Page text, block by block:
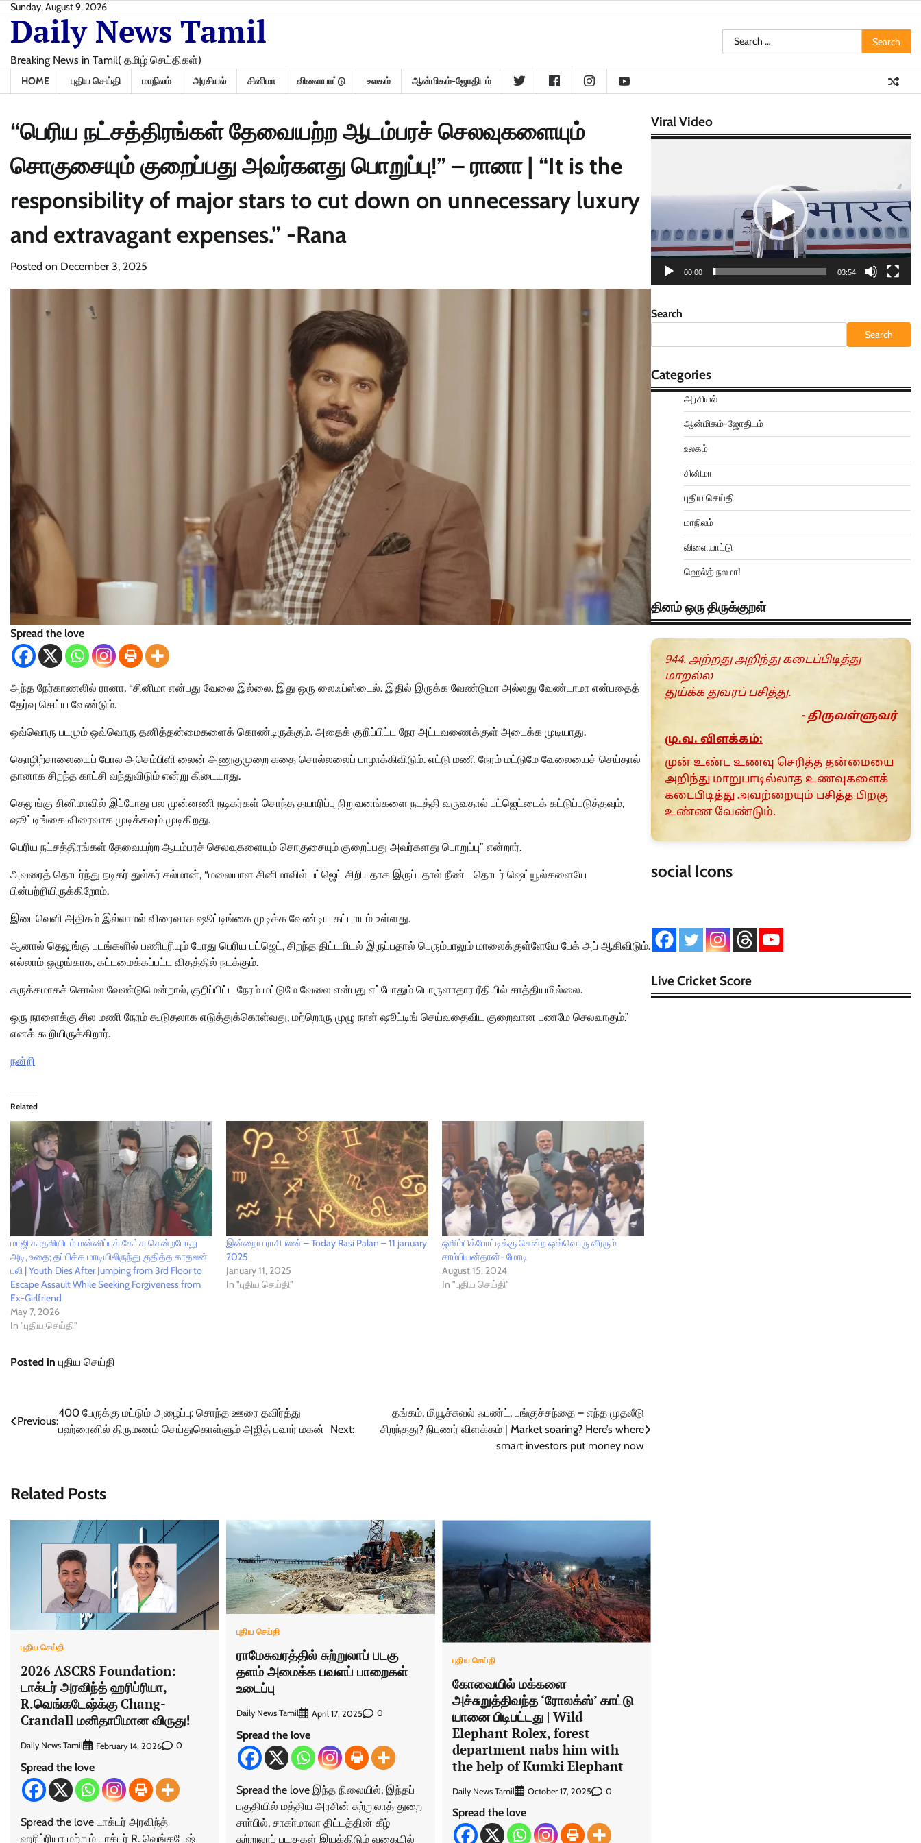
Skip
content
Sunday, August 9, 2026
Daily News Tamil
Breaking News in Tamil( தமிழ் செய்திகள்)
Search
for:
HOME புதிய செய்தி மாநிலம் அரசியல் சினிமா விளையாட்டு உலகம் ஆன்மிகம்-ஜோதிடம்
“பெரிய நட்சத்திரங்கள் தேவையற்ற ஆடம்பரச் செலவுகளையும்
சொகுசையும் குறைப்பது அவர்களது பொறுப்பு!” – ரானா | “It is the
responsibility of major stars to cut down on unnecessary luxury
and extravagant expenses.” -Rana
Posted on December 3, 2025
Spread the love
அந்த நேர்காணலில் ரானா, “சினிமா என்பது வேலை இல்லை. இது ஒரு லைஃப்ஸ்டைல். இதில் இருக்க வேண்டுமா அல்லது வேண்டாமா என்பதைத்
தேர்வு செய்ய வேண்டும்.
ஒவ்வொரு படமும் ஒவ்வொரு தனித்தன்மைகளைக் கொண்டிருக்கும். அதைக் குறிப்பிட்ட நேர அட்டவணைக்குள் அடைக்க முடியாது.
தொழிற்சாலையைப் போல அசெம்பிளி லைன் அணுகுமுறை கதை சொல்லலைப் பாழாக்கிவிடும். எட்டு மணி நேரம் மட்டுமே வேலையைச் செய்தால்
தானாக சிறந்த காட்சி வந்துவிடும் என்று கிடையாது.
தெலுங்கு சினிமாவில் இப்போது பல முன்னணி நடிகர்கள் சொந்த தயாரிப்பு நிறுவனங்களை நடத்தி வருவதால் பட்ஜெட்டைக் கட்டுப்படுத்தவும்,
ஷூட்டிங்கை விரைவாக முடிக்கவும் முடிகிறது.
பெரிய நட்சத்திரங்கள் தேவையற்ற ஆடம்பரச் செலவுகளையும் சொகுசையும் குறைப்பது அவர்களது பொறுப்பு” என்றார்.
அவரைத் தொடர்ந்து நடிகர் துல்கர் சல்மான், “மலையாள சினிமாவில் பட்ஜெட் சிறியதாக இருப்பதால் நீண்ட தொடர் ஷெட்யூல்களையே
பின்பற்றியிருக்கிறோம்.
இடைவெளி அதிகம் இல்லாமல் விரைவாக ஷூட்டிங்கை முடிக்க வேண்டிய கட்டாயம் உள்ளது.
ஆனால் தெலுங்கு படங்களில் பணிபுரியும் போது பெரிய பட்ஜெட், சிறந்த திட்டமிடல் இருப்பதால் பெரும்பாலும் மாலைக்குள்ளேயே பேக் அப் ஆகிவிடும்.
எல்லாம் ஒழுங்காக, கட்டமைக்கப்பட்ட விதத்தில் நடக்கும்.
சுருக்கமாகச் சொல்ல வேண்டுமென்றால், குறிப்பிட்ட நேரம் மட்டுமே வேலை என்பது எப்போதும் பொருளாதார ரீதியில் சாத்தியமில்லை.
ஒரு நாளைக்கு சில மணி நேரம் கூடுதலாக எடுத்துக்கொள்வது, மற்றொரு முழு நாள் ஷூட்டிங் செய்வதைவிட குறைவான பணமே செலவாகும்.”
எனக் கூறியிருக்கிறார்.
நன்றி
Related
மாஜி காதலியிடம் மன்னிப்புக் கேட்க சென்றபோது
அடி, உதை; தப்பிக்க மாடியிலிருந்து குதித்த காதலன்
பலி | Youth Dies After Jumping from 3rd Floor to
Escape Assault While Seeking Forgiveness from
Ex-Girlfriend
May 7, 2026
In "புதிய செய்தி"
இன்றைய ராசிபலன் – Today Rasi Palan – 11 january
2025
January 11, 2025
In "புதிய செய்தி"
ஒலிம்பிக்போட்டிக்கு சென்ற ஒவ்வொரு வீரரும்
சாம்பியன்தான்- மோடி
August 15, 2024
In "புதிய செய்தி"
Posted in புதிய செய்தி
Post
navigation
Previous:
400 பேருக்கு மட்டும் அழைப்பு: சொந்த ஊரை தவிர்த்து
பஹ்ரைனில் திருமணம் செய்துகொள்ளும் அஜித் பவார் மகன் Next:
தங்கம், மியூச்சுவல் ஃபண்ட், பங்குச்சந்தை – எந்த முதலீடு
சிறந்தது? நிபுணர் விளக்கம் | Market soaring? Here’s where
smart investors put money now
Related Posts
புதிய செய்தி
2026 ASCRS Foundation:
டாக்டர் அரவிந்த் ஹரிப்ரியா,
R.வெங்கடேஷ்க்கு Chang-
Crandall மனிதாபிமான விருது!
Daily News Tamil February 14, 2026 0
Spread the love
Spread the love டாக்டர் அரவிந்த்
ஹரிப்ரியா மற்றும் டாக்டர் R. வெங்கடேஷ்
புதிய செய்தி
ராமேசுவரத்தில் சுற்றுலாப் படகு
தளம் அமைக்க பவளப் பாறைகள்
உடைப்பு
Daily News Tamil April 17, 2025 0
Spread the love
Spread the love இந்த நிலையில், இந்தப்
பகுதியில் மத்திய அரசின் சுற்றுலாத் துறை
சாா்பில், சாகா்மாலா திட்டத்தின் கீழ்
சுற்றுலாப் படகுகள் இயக்கிடும் வகையில்
புதிய செய்தி
கோவையில் மக்களை
அச்சுறுத்திவந்த ‘ரோலக்ஸ்’ காட்டு
யானை பிடிபட்டது | Wild
Elephant Rolex, forest
department nabs him with
the help of Kumki Elephant
Daily News Tamil October 17, 2025 0
Spread the love
Viral Video
00:00 03:54
Search
Search
Categories
அரசியல்
ஆன்மிகம்-ஜோதிடம்
உலகம்
சினிமா
புதிய செய்தி
மாநிலம்
விளையாட்டு
ஹெல்த் நலமா!
தினம் ஒரு திருக்குறள்
944. அற்றது அறிந்து கடைப்பிடித்து
மாறல்ல
துய்க்க துவரப் பசித்து.
- திருவள்ளுவர்
மு.வ. விளக்கம்:
முன் உண்ட உணவு செரித்த தன்மையை
அறிந்து மாறுபாடில்லாத உணவுகளைக்
கடைபிடித்து அவற்றையும் பசித்த பிறகு
உண்ண வேண்டும்.
social Icons
Live Cricket Score